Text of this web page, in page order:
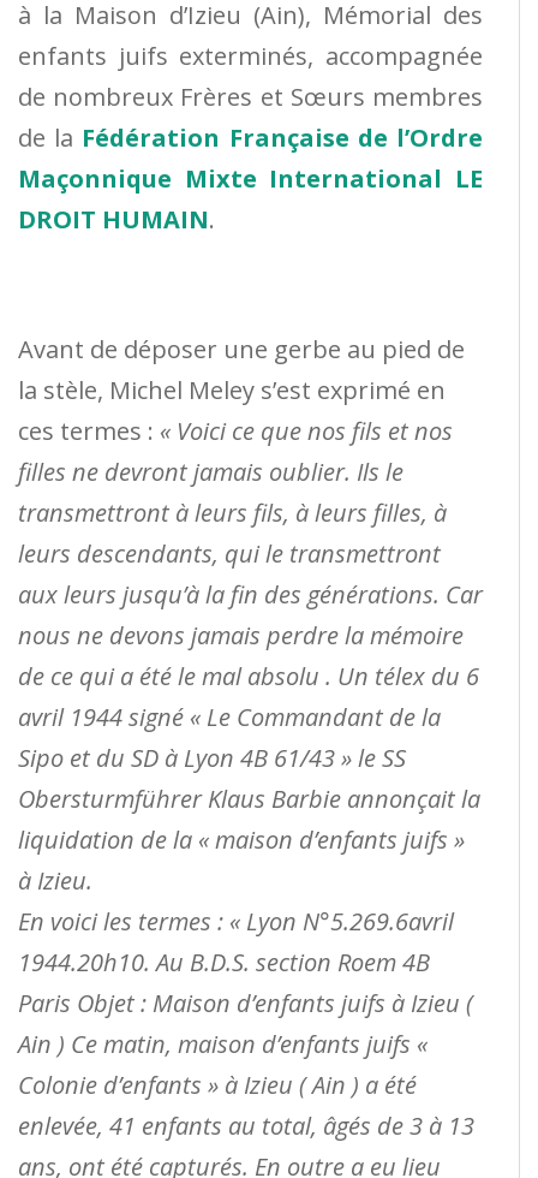
à la Maison d’Izieu (Ain), Mémorial des
enfants juifs exterminés, accompagnée
de nombreux Frères et Sœurs membres
de la Fédération Française de l’Ordre
Maçonnique Mixte International LE
DROIT HUMAIN.
Avant de déposer une gerbe au pied de
la stèle, Michel Meley s’est exprimé en
ces termes : « Voici ce que nos fils et nos
filles ne devront jamais oublier. Ils le
transmettront à leurs fils, à leurs filles, à
leurs descendants, qui le transmettront
aux leurs jusqu’à la fin des générations. Car
nous ne devons jamais perdre la mémoire
de ce qui a été le mal absolu . Un télex du 6
avril 1944 signé « Le Commandant de la
Sipo et du SD à Lyon 4B 61/43 » le SS
Obersturmführer Klaus Barbie annonçait la
liquidation de la « maison d’enfants juifs »
à Izieu.
En voici les termes : « Lyon N°5.269.6avril
1944.20h10. Au B.D.S. section Roem 4B
Paris Objet : Maison d’enfants juifs à Izieu (
Ain ) Ce matin, maison d’enfants juifs «
Colonie d’enfants » à Izieu ( Ain ) a été
enlevée, 41 enfants au total, âgés de 3 à 13
ans, ont été capturés. En outre a eu lieu